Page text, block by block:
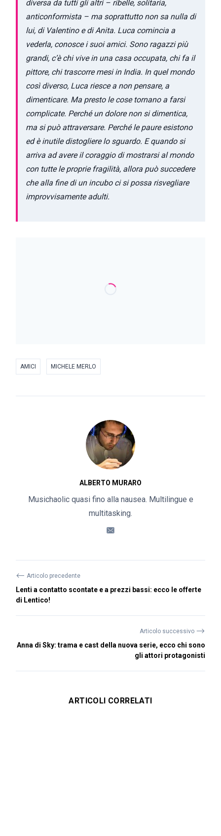
diversa da tutti gli altri – ribelle, solitaria,
anticonformista – ma soprattutto non sa nulla di
lui, di Valentino e di Anita. Luca comincia a
vederla, conosce i suoi amici. Sono ragazzi più
grandi, c’è chi vive in una casa occupata, chi fa il
pittore, chi trascorre mesi in India. In quel mondo
così diverso, Luca riesce a non pensare, a
dimenticare. Ma presto le cose tornano a farsi
complicate. Perché un dolore non si dimentica,
ma si può attraversare. Perché le paure esistono
ed è inutile distogliere lo sguardo. E quando si
arriva ad avere il coraggio di mostrarsi al mondo
con tutte le proprie fragilità, allora può succedere
che alla fine di un incubo ci si possa risvegliare
improvvisamente adulti.
AMICI MICHELE MERLO
ALBERTO MURARO
Musichaolic quasi fino alla nausea. Multilingue e
multitasking.
⟵ Articolo precedente
Lenti a contatto scontate e a prezzi bassi: ecco le offerte
di Lentico!
Articolo successivo ⟶
Anna di Sky: trama e cast della nuova serie, ecco chi sono
gli attori protagonisti
ARTICOLI CORRELATI